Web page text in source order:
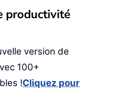
productivité
version de
100+
!Cliquez pour